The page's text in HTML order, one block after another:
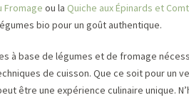
Fromage ou la Quiche aux Épinards et
bio pour un goût authentique.
à base de légumes et de fromage
de cuisson. Que ce soit pour un
être une expérience culinaire unique.